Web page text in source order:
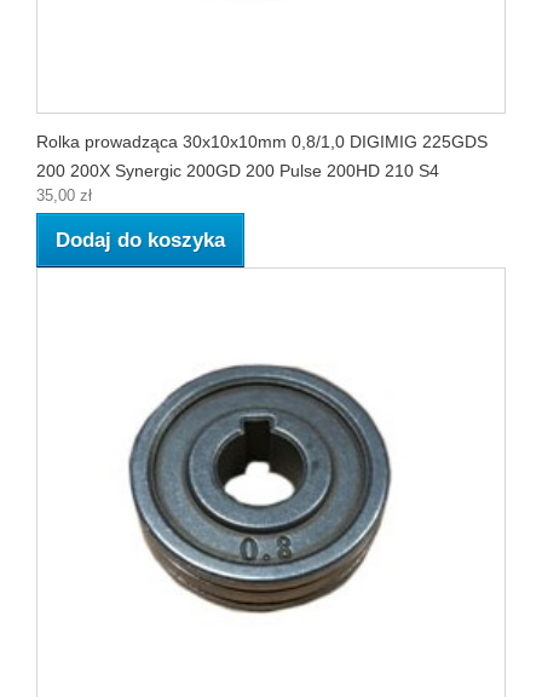
Rolka prowadząca 30x10x10mm 0,8/1,0 DIGIMIG 225GDS
200 200X Synergic 200GD 200 Pulse 200HD 210 S4
35,00 zł
Dodaj do koszyka